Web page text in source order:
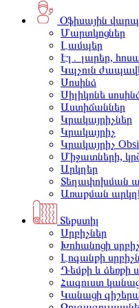
Օֆիսային
Մարտկոցներ
Լամպեր
Էլ․ լարեր,
Կպչուն
Սոսինձ
Սիլիկոնե
Աստիճաններ
Կրակայրիչներ
Կրակայրիչ
Կրակայրիչ
Միջատների,
Արկղեր
Տեղափոխման
Առաքման
Տեքստիլ
Սրբիչներ
Խոհանոցի
Լոգանքի
Դեմքի և ձեռքի
Հագուստ
Կանացի